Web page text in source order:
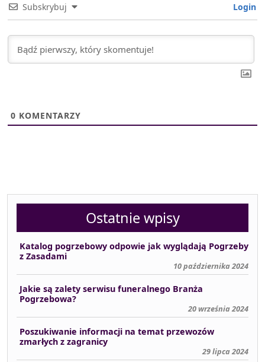
Subskrybuj Login
0 KOMENTARZY
Ostatnie wpisy
Katalog pogrzebowy odpowie jak wyglądają Pogrzeby
z Zasadami
10 października 2024
Jakie są zalety serwisu funeralnego Branża
Pogrzebowa?
20 września 2024
Poszukiwanie informacji na temat przewozów
zmarłych z zagranicy
29 lipca 2024